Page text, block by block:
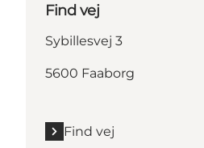
Find vej
Sybillesvej 3
5600 Faaborg
Find vej